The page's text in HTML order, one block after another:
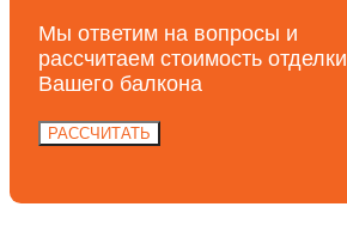
Мы ответим на вопросы и
рассчитаем стоимость отделки
Вашего балкона
РАССЧИТАТЬ